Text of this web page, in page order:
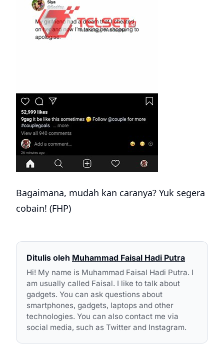
Bagaimana, mudah kan caranya? Yuk segera
cobain! (FHP)
Ditulis oleh Muhammad Faisal Hadi Putra
Hi! My name is Muhammad Faisal Hadi Putra. I
am usually called Faisal. I like to talk about
gadgets. You can ask questions about
smartphones, gadgets, laptops and other
technologies. You can also contact me via
social media, such as Twitter and Instagram.